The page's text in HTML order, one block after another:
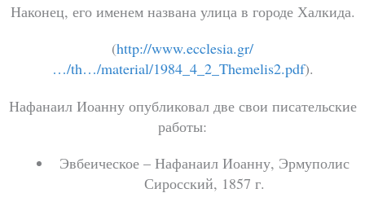
Наконец, его именем названа улица в городе Халкида.
(http://www.ecclesia.gr/
…/th…/material/1984_4_2_Themelis2.pdf).
Нафанаил Иоанну опубликовал две свои писательские
работы:
Эвбеическое – Нафанаил Иоанну, Эрмуполис
Сиросский, 1857 г.